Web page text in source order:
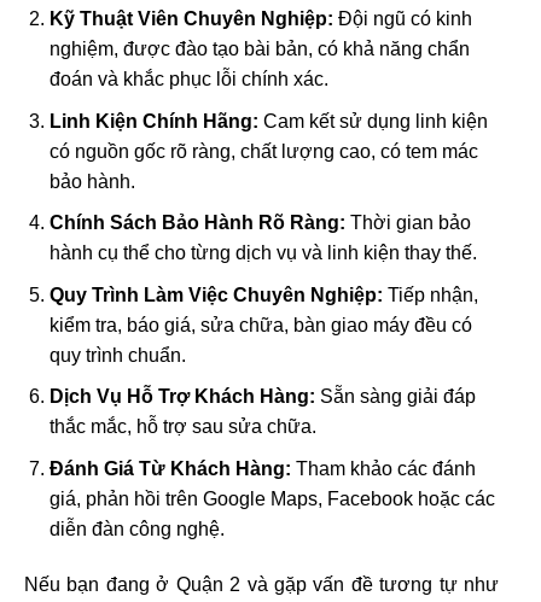
Kỹ Thuật Viên Chuyên Nghiệp: Đội ngũ có kinh
nghiệm, được đào tạo bài bản, có khả năng chẩn
đoán và khắc phục lỗi chính xác.
Linh Kiện Chính Hãng: Cam kết sử dụng linh kiện
có nguồn gốc rõ ràng, chất lượng cao, có tem mác
bảo hành.
Chính Sách Bảo Hành Rõ Ràng: Thời gian bảo
hành cụ thể cho từng dịch vụ và linh kiện thay thế.
Quy Trình Làm Việc Chuyên Nghiệp: Tiếp nhận,
kiểm tra, báo giá, sửa chữa, bàn giao máy đều có
quy trình chuẩn.
Dịch Vụ Hỗ Trợ Khách Hàng: Sẵn sàng giải đáp
thắc mắc, hỗ trợ sau sửa chữa.
Đánh Giá Từ Khách Hàng: Tham khảo các đánh
giá, phản hồi trên Google Maps, Facebook hoặc các
diễn đàn công nghệ.
Nếu bạn đang ở Quận 2 và gặp vấn đề tương tự như